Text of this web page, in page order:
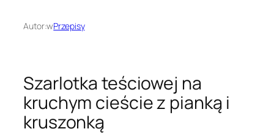
Autor:wPrzepisy
Szarlotka teściowej na
kruchym cieście z pianką i
kruszonką